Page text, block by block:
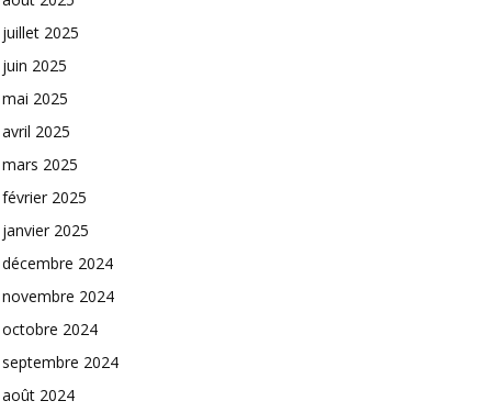
juillet 2025
juin 2025
mai 2025
avril 2025
mars 2025
février 2025
janvier 2025
décembre 2024
novembre 2024
octobre 2024
septembre 2024
août 2024